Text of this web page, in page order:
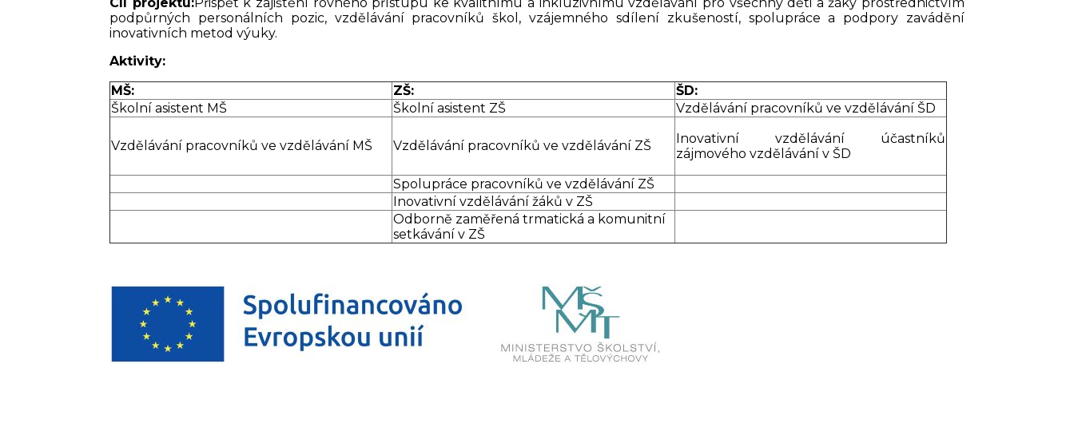
podpůrných personálních pozic, vzdělávání pracovníků škol, vzájemného sdílení zkušeností, spolupráce a podpory zavádění
inovativních metod výuky.
Aktivity:
MŠ:
ZŠ:
ŠD:
Školní asistent MŠ
Školní asistent ZŠ Vzdělávání pracovníků ve vzdělávání ŠD
Vzdělávání pracovníků ve vzdělávání MŠ Vzdělávání pracovníků ve vzdělávání ZŠ
Inovativní vzdělávání účastníků
zájmového vzdělávání v ŠD
Spolupráce pracovníků ve vzdělávání ZŠ
Inovativní vzdělávání žáků v ZŠ
Odborně zaměřená trmatická a komunitní
setkávání v ZŠ